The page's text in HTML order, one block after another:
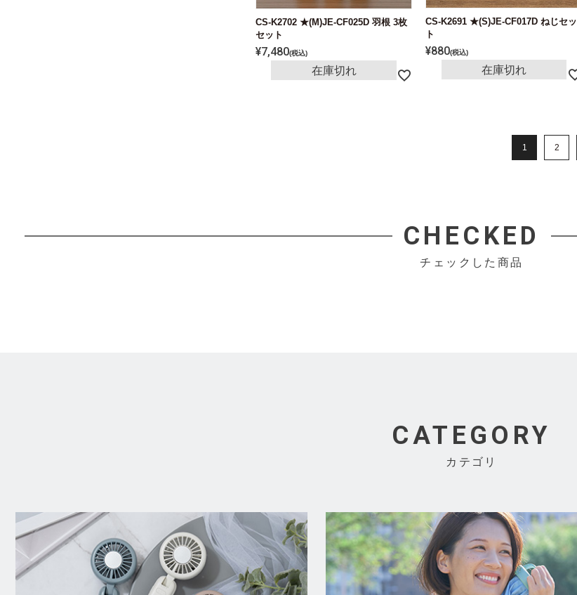
CS-K2702 ★(M)JE-CF025D 羽根 3枚
セット
¥7,480 税込
在庫切れ
CS-K2691 ★(S)JE-CF017D ねじセッ
ト
¥880 税込
在庫切れ
1 2
CHECKED
チェックした商品
CATEGORY
カテゴリ